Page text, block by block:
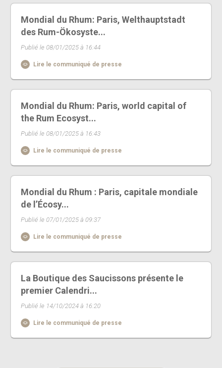
Mondial du Rhum: Paris, Welthauptstadt
des Rum-Ökosyste...
Publié le 08/01/2025 à 16:44
Lire le communiqué de presse
Mondial du Rhum: Paris, world capital of
the Rum Ecosyst...
Publié le 08/01/2025 à 16:43
Lire le communiqué de presse
Mondial du Rhum : Paris, capitale mondiale
de l’Écosy...
Publié le 07/01/2025 à 09:37
Lire le communiqué de presse
La Boutique des Saucissons présente le
premier Calendri...
Publié le 14/10/2024 à 16:20
Lire le communiqué de presse